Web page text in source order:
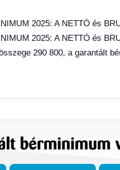
2025: A NETTÓ és
2025: A NETTÓ és
290 800, a garantált